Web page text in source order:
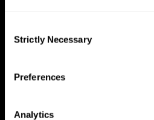
Selection
Strictly Necessary
Preferences
Analytics
TRIN 1